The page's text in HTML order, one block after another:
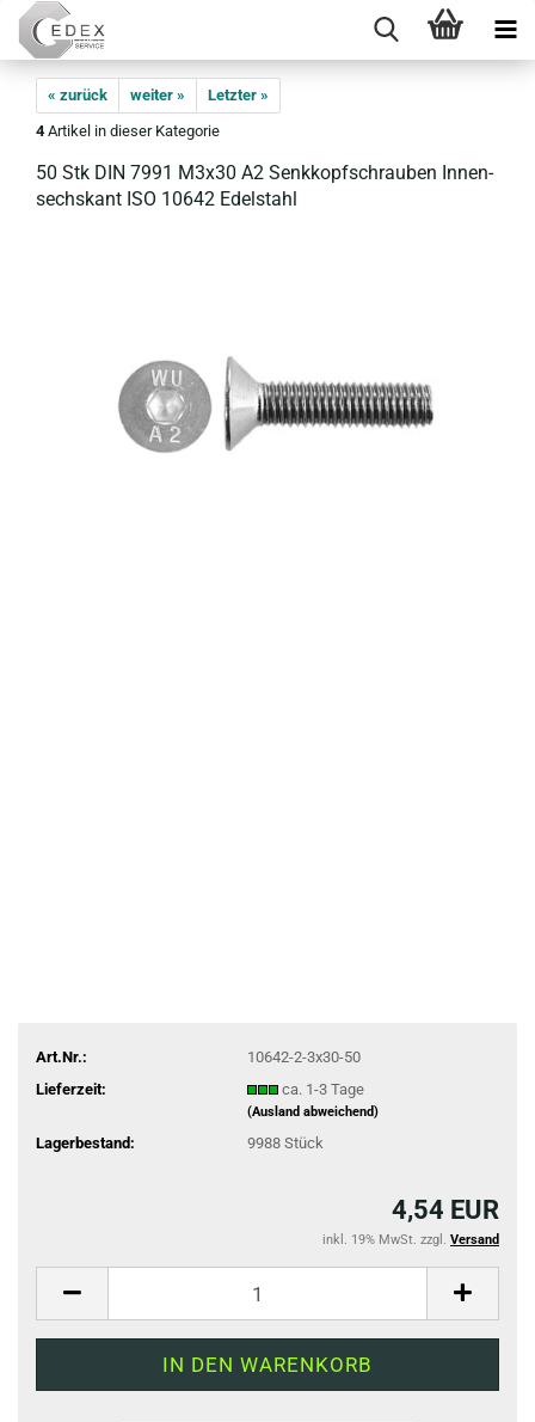
« zurück weiter »
Letzter »
4Artikel in dieser Kategorie
50 Stk DIN 7991 M3x30 A2 Senk­kopf­schrau­ben In­nen­
sechs­kant ISO 10642 Edel­stahl
Art.Nr.:
10642-2-3x30-50
Lieferzeit:
ca. 1-3 Tage
(Ausland abweichend)
Lagerbestand: 9988 Stück
4,54 EUR
inkl. 19% MwSt. zzgl. Versand